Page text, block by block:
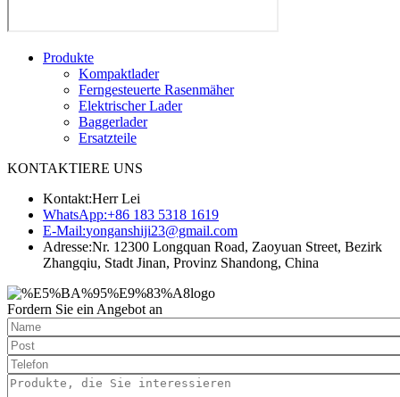
Produkte
Kompaktlader
Ferngesteuerte Rasenmäher
Elektrischer Lader
Baggerlader
Ersatzteile
KONTAKTIERE UNS
Kontakt:Herr Lei
WhatsApp:+86 183 5318 1619
E-Mail:yonganshiji23@gmail.com
Adresse:Nr. 12300 Longquan Road, Zaoyuan Street, Bezirk
Zhangqiu, Stadt Jinan, Provinz Shandong, China
Fordern Sie ein Angebot an